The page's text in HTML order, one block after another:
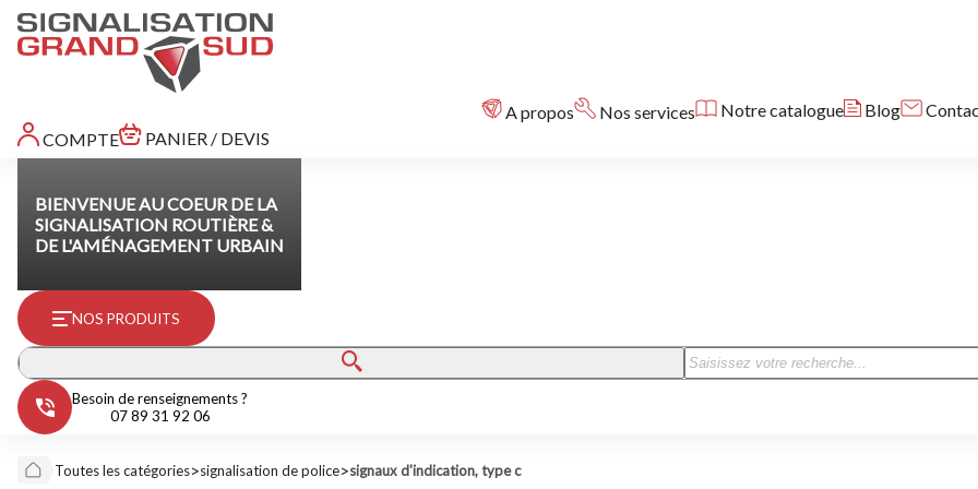
A propos Nos services Notre catalogue Blog
COMPTE
PANIER / DEVIS
BIENVENUE AU COEUR DE LA
SIGNALISATION ROUTIÈRE &
DE L'AMÉNAGEMENT URBAIN
NOS PRODUITS
Besoin de renseignements ?
07 89 31 92 06
Toutes les catégories>signalisation de police>signaux d'indication, type c